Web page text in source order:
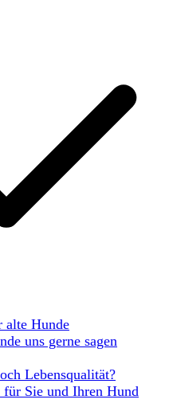
alte Hunde
uns gerne sagen
Lebensqualität?
für Sie und Ihren Hund